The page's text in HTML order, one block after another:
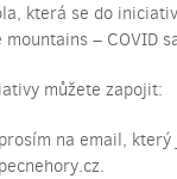
která se do
– COVID
můžete zapojit:
na email,
.